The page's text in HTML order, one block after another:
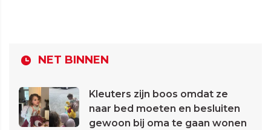
NET BINNEN
Kleuters zijn boos omdat ze
naar bed moeten en besluiten
gewoon bij oma te gaan wonen